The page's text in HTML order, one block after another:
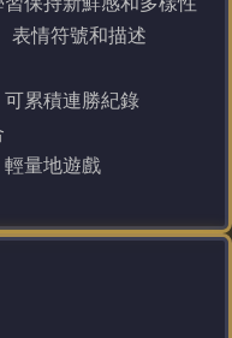
表情符號和描述
累積連勝紀錄
量地遊戲